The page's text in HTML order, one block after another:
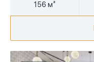
156 м²